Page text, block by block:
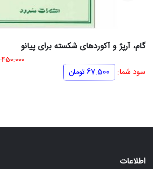
گام، آرپژ و آکوردهای شکسته برای پیانو
450.000
سود شما: 67.500تومان
اطلاعات